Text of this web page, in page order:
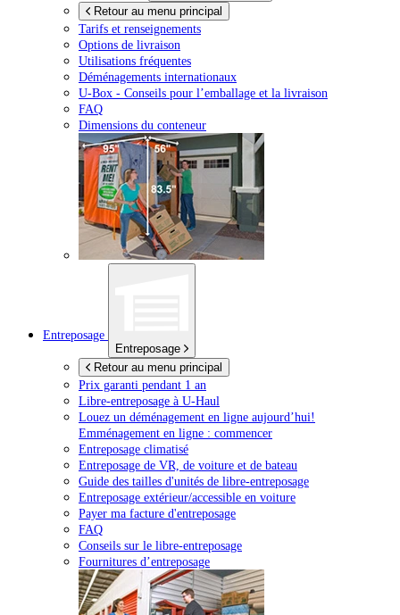
Retour au menu principal
Tarifs et renseignements
Options de livraison
Utilisations fréquentes
Déménagements internationaux
U-Box - Conseils pour l’emballage et la livraison
FAQ
Dimensions du conteneur
Entreposage
Entreposage
Retour au menu principal
Prix garanti pendant 1 an
Libre-entreposage à U-Haul
Louez un déménagement en ligne aujourd’hui!
Emménagement en ligne : commencer
Entreposage climatisé
Entreposage de VR, de voiture et de bateau
Guide des tailles d'unités de libre-entreposage
Entreposage extérieur/accessible en voiture
Payer ma facture d'entreposage
FAQ
Conseils sur le libre-entreposage
Fournitures d’entreposage